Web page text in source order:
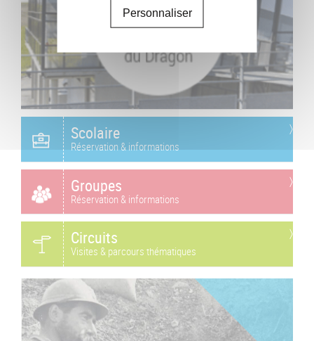
Scolaire
Réservation & informations
Groupes
Réservation & informations
Circuits
Visites & parcours thématiques
Personnaliser